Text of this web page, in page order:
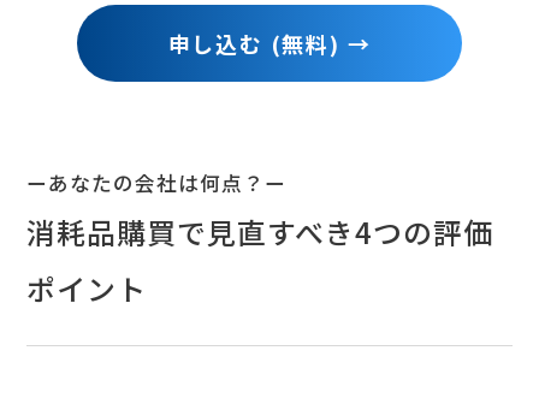
申し込む (無料) →
ーあなたの会社は何点？ー
消耗品購買で見直すべき4つの評価
ポイント